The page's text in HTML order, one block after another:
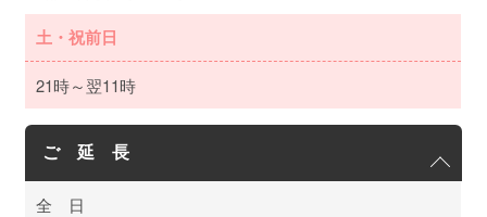
土・祝前日
21時～翌11時
ご 延 長
全 日